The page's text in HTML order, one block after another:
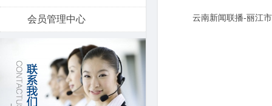
会员管理中心 云南新闻联播-丽江